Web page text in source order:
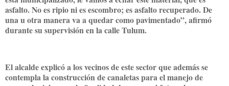
asfalto. No es ripio ni es escombro; es asfalto recuperado. De
una u otra manera va a quedar como pavimentado”, afirmó
durante su supervisión en la calle Tulum.
El alcalde explicó a los vecinos de este sector que además se
contempla la construcción de canaletas para el manejo de